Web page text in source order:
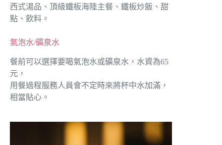
西式湯品、頂級鐵板海陸主餐、鐵板炒飯、甜
點、飲料。
氣泡水/礦泉水
餐前可以選擇要喝氣泡水或礦泉水，水資為65
元，
用餐過程服務人員會不定時來將杯中水加滿，
相當貼心。